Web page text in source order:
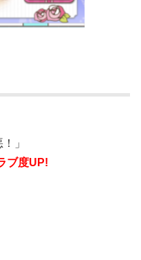
」
ブ度UP!